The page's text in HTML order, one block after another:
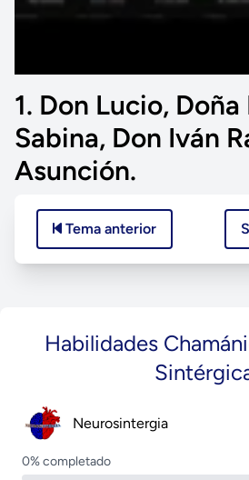
1. Don Lucio,
Sabina, Don Iván
Asunción.
Tema anterior
Habilidades
Neurosintergia
0% completado